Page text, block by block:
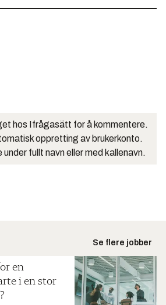
hos Ifrågasätt for å kommentere.
oppretting av brukerkonto.
under fullt navn eller med kallenavn.
Se flere jobber
en
i en stor